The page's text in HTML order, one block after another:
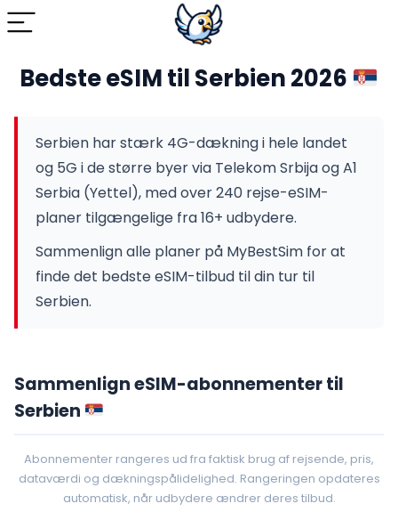
Bedste eSIM til Serbien 2026
Serbien har stærk 4G-dækning i hele landet
og 5G i de større byer via Telekom Srbija og A1
Serbia (Yettel), med over 240 rejse-eSIM-
planer tilgængelige fra 16+ udbydere.
Sammenlign alle planer på MyBestSim for at
finde det bedste eSIM-tilbud til din tur til
Serbien.
Sammenlign eSIM-abonnementer til
Serbien
Abonnementer rangeres ud fra faktisk brug af rejsende, pris,
dataværdi og dækningspålidelighed. Rangeringen opdateres
automatisk, når udbydere ændrer deres tilbud.